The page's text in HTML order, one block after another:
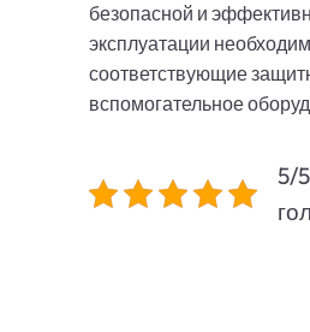
безопасной и
эксплуатации
соответствующие
вспомогательное
5/